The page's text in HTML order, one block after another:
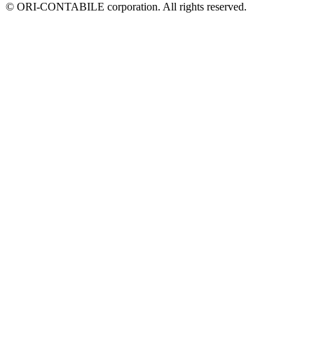
© ORI-CONTABILE corporation. All rights reserved.